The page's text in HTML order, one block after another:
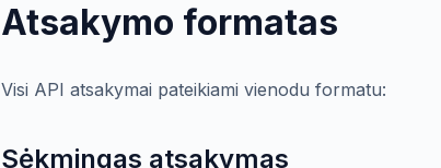
Atsakymo formatas
Visi API atsakymai pateikiami vienodu formatu:
Sėkmingas atsakymas